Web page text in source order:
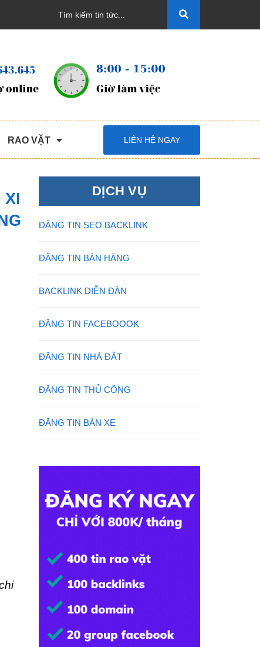
RAO VẶT LIÊN HỆ NGAY
XI
DỊCH VỤ
ĐĂNG TIN SEO BACKLINK
ĐĂNG TIN BÁN HÀNG
BACKLINK DIỄN ĐÀN
ĐĂNG TIN FACEBOOOK
ĐĂNG TIN NHÀ ĐẤT
ĐĂNG TIN THỦ CÔNG
ĐĂNG TIN BÁN XE